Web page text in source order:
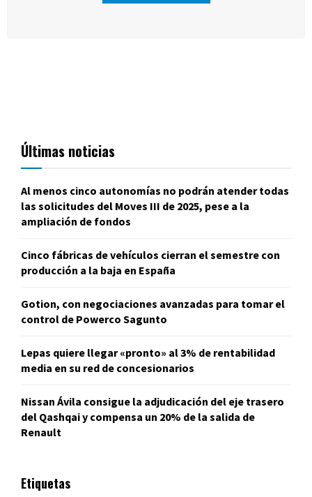
Últimas noticias
Al menos cinco autonomías no podrán atender todas
las solicitudes del Moves III de 2025, pese a la
ampliación de fondos
Cinco fábricas de vehículos cierran el semestre con
producción a la baja en España
Gotion, con negociaciones avanzadas para tomar el
control de Powerco Sagunto
Lepas quiere llegar «pronto» al 3% de rentabilidad
media en su red de concesionarios
Nissan Ávila consigue la adjudicación del eje trasero
del Qashqai y compensa un 20% de la salida de
Renault
Etiquetas